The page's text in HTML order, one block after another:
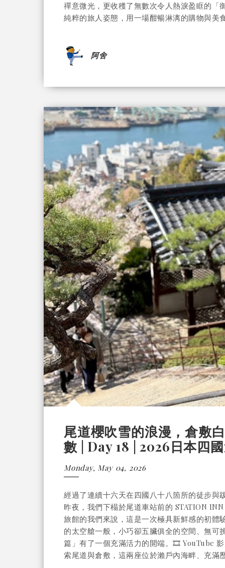
禪意微光，更收穫了無數次令人熱淚盈眶的「
純粹的旅人姿態，用一場酣暢淋漓的購物與美
阿舍
尾道櫻吹雪的浪漫，倉敷
數 | Day 18 | 2026日本四
Monday, May 04, 2026
經過了連續十六天在四國八十八箇所的徒步與
昨夜，我們下榻於尾道車站前的 STATION
旅館的我們來說，這是一次極具新鮮感的初體
的太空艙一般，小巧卻五臟俱全的空間、無
篇」有了一個充滿活力的開端。🎞️ YouTube
索尾道與倉敷，這兩座位於瀨戶內海畔、充滿